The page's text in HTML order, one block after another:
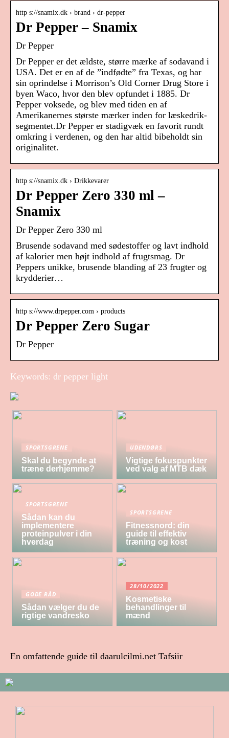
http s://snamix.dk › brand › dr-pepper
Dr Pepper – Snamix
Dr Pepper
Dr Pepper er det ældste, større mærke af sodavand i
USA. Det er en af de ”indfødte” fra Texas, og har
sin oprindelse i Morrison’s Old Corner Drug Store i
byen Waco, hvor den blev opfundet i 1885. Dr
Pepper voksede, og blev med tiden en af
Amerikanernes største mærker inden for læskedrik-
segmentet.Dr Pepper er stadigvæk en favorit rundt
omkring i verdenen, og den har altid bibeholdt sin
originalitet.
http s://snamix.dk › Drikkevarer
Dr Pepper Zero 330 ml –
Snamix
Dr Pepper Zero 330 ml
Brusende sodavand med sødestoffer og lavt indhold
af kalorier men højt indhold af frugtsmag. Dr
Peppers unikke, brusende blanding af 23 frugter og
krydderier…
http s://www.drpepper.com › products
Dr Pepper Zero Sugar
Dr Pepper
Keywords: dr pepper light
SPORTSGRENE
Skal du begynde at
træne derhjemme?
UDENDØRS
Vigtige fokuspunkter
ved valg af MTB dæk
SPORTSGRENE
Sådan kan du
implementere
proteinpulver i din
hverdag
SPORTSGRENE
Fitnessnord: din
guide til effektiv
træning og kost
GODE RÅD
Sådan vælger du de
rigtige vandresko
28/10/2022
Kosmetiske
behandlinger til
mænd
En omfattende guide til daarulcilmi.net Tafsiir